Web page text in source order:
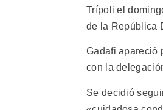
Trípoli el
de la República
Gadafi apareció
con la
Se decidió